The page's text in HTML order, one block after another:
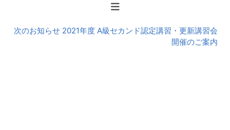
せ
次のお知らせ 2021年度 A級セカンド認定講習・更新講習会
開催のご案内